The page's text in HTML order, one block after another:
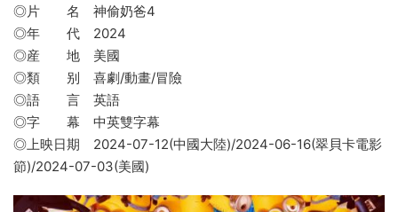
◎片 名 神偷奶爸4
◎年 代 2024
◎産 地 美國
◎類 别 喜劇/動畫/冒險
◎語 言 英語
◎字 幕 中英雙字幕
◎上映日期 2024-07-12(中國大陸)/2024-06-16(翠貝卡電影
節)/2024-07-03(美國)